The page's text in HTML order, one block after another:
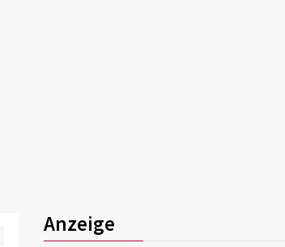
Anzeige